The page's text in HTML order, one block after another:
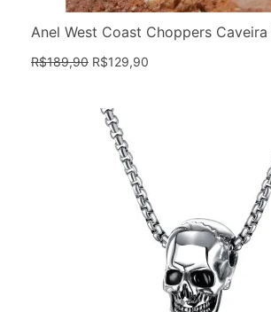
Anel West Coast Choppers
R$189,90 R$129,90